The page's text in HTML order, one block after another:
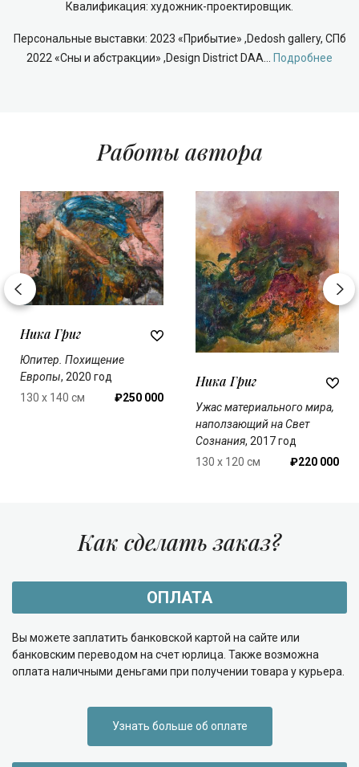
Квалификация: художник-проектировщик.
Персональные выставки: 2023 «Прибытие» ,Dedosh gallery, СПб
2022 «Сны и абстракции» ,Design District DAA... Подробнее
Работы автора
Ника Григ
Юпитер. Похищение
Европы, 2020 год
130 x 140 см
₽250 000
Ника Григ
Ужас материального мира,
наползающий на Свет
Сознания, 2017 год
130 x 120 см
₽220 000
Как сделать заказ?
ОПЛАТА
Вы можете заплатить банковской картой на сайте или
банковским переводом на счет юрлица. Также возможна
оплата наличными деньгами при получении товара у курьера.
Узнать больше об оплате